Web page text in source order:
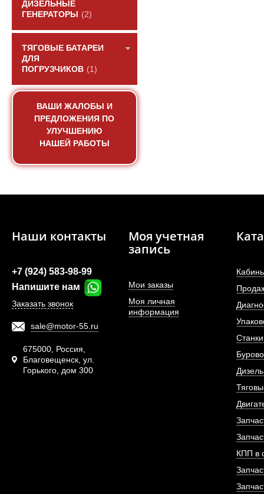
ДИЗЕЛЬНЫЕ
ГЕНЕРАТОРЫ
(2)
ТЯГОВЫЕ БАТАРЕИ
ДЛЯ
ПОГРУЗЧИКОВ (1)
ВАШИ ЖАЛОБЫ И
ПРЕДЛОЖЕНИЯ ПО
УЛУЧШЕНИЮ
НАШЕЙ РАБОТЫ
Наши контакты
+7 (924) 583-98-99
Напишите нам
Заказать звонок
sale@motor-55.ru
675000, Россия,
Благовещенск, ул.
Горького, дом 300
Моя учетная
запись
Мои заказы
Моя личная
информация
КПП в